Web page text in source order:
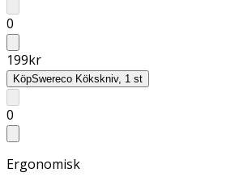
0
199kr
KöpSwereco Kökskniv, 1 st
0
Ergonomisk